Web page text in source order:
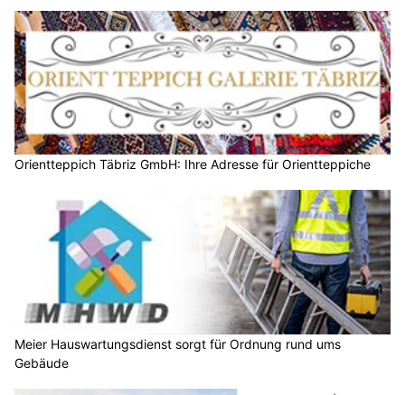
Orientteppich Täbriz GmbH: Ihre Adresse für Orientteppiche
Meier Hauswartungsdienst sorgt für Ordnung rund ums
Gebäude